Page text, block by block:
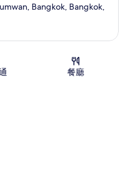
Bangkok, Bangkok,
餐廳